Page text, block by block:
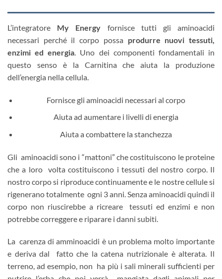
L’integratore My Energy fornisce tutti gli aminoacidi
necessari perché il corpo possa produrre nuovi tessuti,
enzimi ed energia . Uno dei componenti fondamentali in
questo senso è la Carnitina che aiuta la produzione
dell’energia nella cellula.
Fornisce gli aminoacidi necessari al corpo
Aiuta ad aumentare i livelli di energia
Aiuta a combattere la stanchezza
Gli aminoacidi sono i “mattoni” che costituiscono le proteine
che a loro volta costituiscono i tessuti del nostro corpo. Il
nostro corpo si riproduce continuamente e le nostre cellule si
rigenerano totalmente ogni 3 anni. Senza aminoacidi quindi il
corpo non riuscirebbe a ricreare tessuti ed enzimi e non
potrebbe correggere e riparare i danni subiti.
La carenza di amminoacidi è un problema molto importante
e deriva dal fatto che la catena nutrizionale è alterata. Il
terreno, ad esempio, non ha più i sali minerali sufficienti per